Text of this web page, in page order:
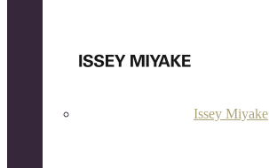
Issey Miyake